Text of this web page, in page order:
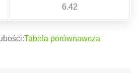
6.42
Tabela porównawcza